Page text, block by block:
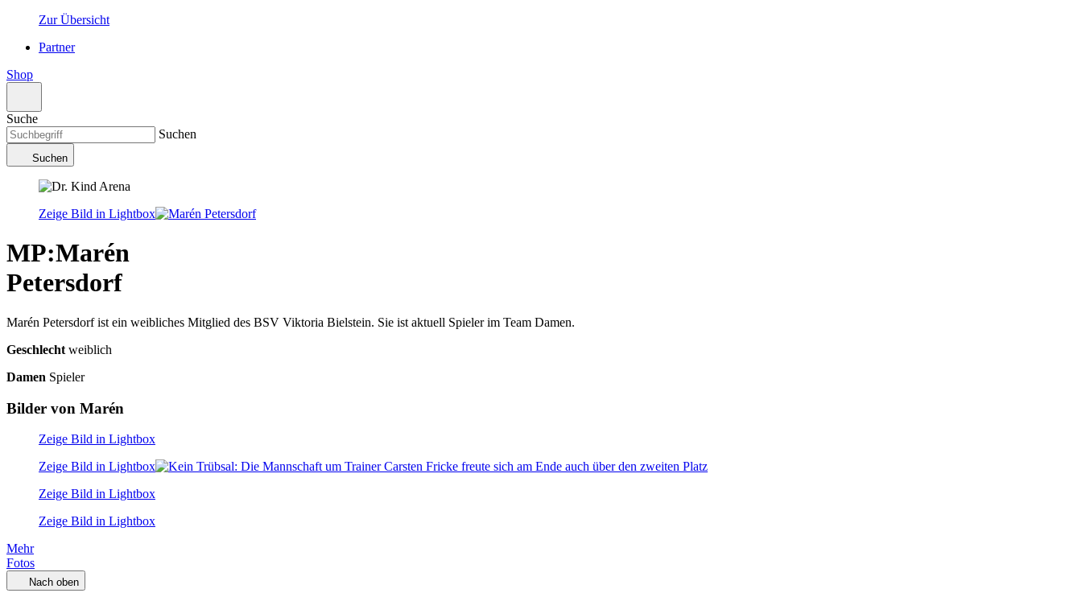
Zur Übersicht
Partner
Shop
Suche
Suchen
Suchen
Zeige Bild in Lightbox
MP:Marén
Petersdorf
Marén Petersdorf ist ein weibliches Mitglied des BSV Viktoria Bielstein. Sie ist aktuell Spieler im Team Damen.
Geschlecht weiblich
Damen Spieler
Bilder von Marén
Zeige Bild in Lightbox
Zeige Bild in Lightbox
Zeige Bild in Lightbox
Zeige Bild in Lightbox
Mehr
Fotos
Nach oben